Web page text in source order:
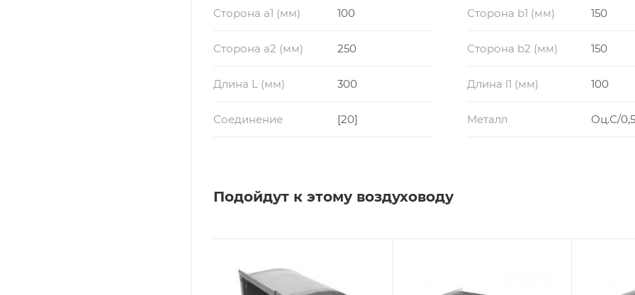
Сторона a1 (мм) 100 Сторона b1 (мм) 150
Сторона a2 (мм) 250 Сторона b2 (мм) 150
Длина L (мм) 300 Длина l1 (мм) 100
Соединение [20] Металл Оц.С/
Подойдут к этому воздуховоду